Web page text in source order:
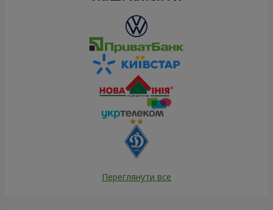
Переглянути все